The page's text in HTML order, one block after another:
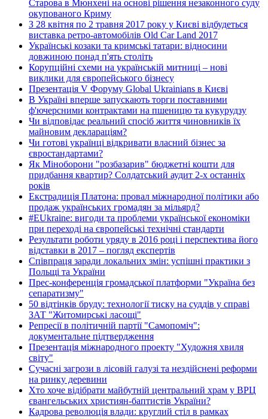
Старова в Мюнхені на основі рішення незаконного суду
окупованого Криму
З 28 квітня по 2 травня 2017 року у Києві відбудеться
виставка ретро-автомобілів Old Car Land 2017
Українські козаки та кримські татари: відносини
довжиною понад п'ять століть
Корупційні схеми на українській митниці – нові
виклики для європейського бізнесу
Презентація V Форуму Global Ukrainians в Києві
В Україні вперше запускають торги поставними
ф'ючерсними контрактами на пшеницю та кукурудзу
Чи відповідає реальний спосіб життя чиновників їх
майновим деклараціям?
Чи готові українці відкривати власний бізнес за
євростандартами?
Як Міноборони "розбазарив" бюджетні кошти для
придбання квартир? Солдатський аудит 2-х останніх
років
Екстрадиція Платона: провал міжнародної політики або
продаж українських громадян за мільярд?
#EUkraine: вигоди та проблеми української економіки
при переході на європейські технічні стандарти
Результати роботи уряду в 2016 році і перспектива його
відставки в 2017 – погляд експертів
Співпраця заради локальних змін: успішні практики з
Польщі та України
Прес-конференція громадської платформи "Україна без
сепаратизму"
50 відтінків бруду: технології тиску на суддів у справі
ЗАТ "Житомирські ласощі"
Репресії в політичній партії "Самопоміч":
документальне підтвердження
Презентація міжнародного проекту "Художня хвиля
світу"
Сучасні загрози в лісовій галузі та нездійснені реформи
на ринку деревини
Хто хоче відібрати майбутній центральний храм у ВРЦ
євангельських християн-баптистів України?
Кадрова революція влади: круглий стіл в рамках